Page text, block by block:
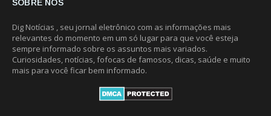
SOBRE NÓS
Dig Notícias , seu jornal eletrônico com as informações mais
relevantes do momento em um só lugar para que você esteja
sempre informado sobre os assuntos mais variados.
Curiosidades, notícias, fofocas de famosos, dicas, saúde e muito
mais para você ficar bem informado.